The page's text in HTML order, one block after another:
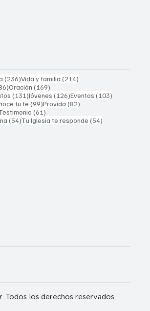
(236)236 entradas
Vida y familia (214)214 entradas
186 entradas
Oración (169)169 entradas
entradas
(131)131 entradas
Jóvenes (126)126 entradas
Eventos (103)103
entradas
tu fe (99)99 entradas
Provida (82)82 entradas
entradas(61)61 entradas
(54)54 entradas
Tu Iglesia te responde (54)54 entradas
los derechos reservados.